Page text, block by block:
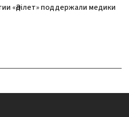
«Әділет» поддержали медики